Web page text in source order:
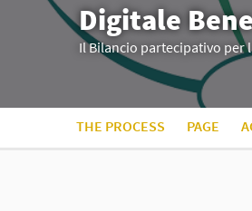
Digitale
Il Bilancio partecipativo per
THE PROCESS PAGE